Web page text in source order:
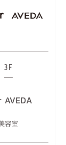
3F
AVEDA
容室